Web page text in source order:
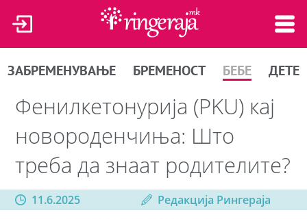
ЗАБРЕМЕНУВАЊЕ БРЕМЕНОСТ БЕБЕ ДЕТЕ
Фенилкетонурија (PKU) кај
новороденчиња: Што
треба да знаат родителите?
11.6.2025 Редакција Рингераја